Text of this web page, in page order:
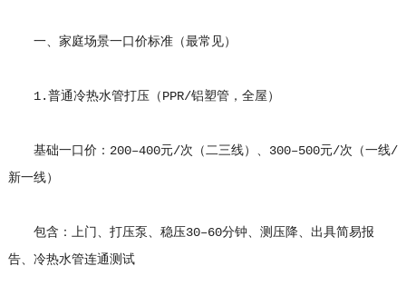
一、家庭场景一口价标准（最常见）
1.普通冷热水管打压（PPR/铝塑管，全屋）
基础一口价：200–400元/次（二三线）、300–500元/次（一线/
新一线）
包含：上门、打压泵、稳压30–60分钟、测压降、出具简易报
告、冷热水管连通测试